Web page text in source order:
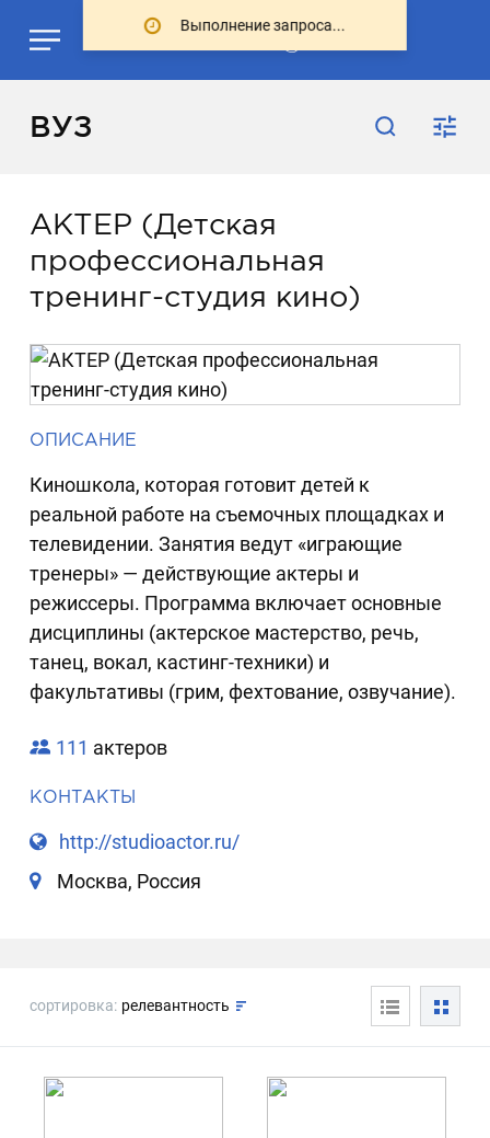
ВУЗ
АКТЕР (Детская
профессиональная
тренинг-студия кино)
ОПИСАНИЕ
Киношкола, которая готовит детей к
реальной работе на съемочных площадках и
телевидении. Занятия ведут «играющие
тренеры» — действующие актеры и
режиссеры. Программа включает основные
дисциплины (актерское мастерство, речь,
танец, вокал, кастинг-техники) и
факультативы (грим, фехтование, озвучание).
111 актеров
КОНТАКТЫ
http://studioactor.ru/
Москва, Россия
сортировка: релевантность